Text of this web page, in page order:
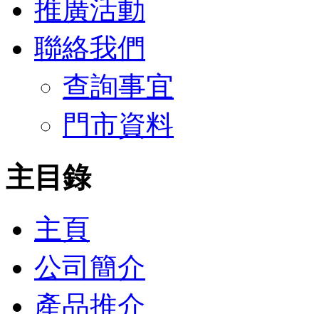
推廣活動
聯絡我們
查詢事宜
門市資料
主目錄
主頁
公司簡介
產品推介